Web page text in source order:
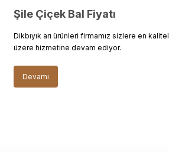
Şile Çiçek Bal Fiyatı
Dikbıyık arı ürünleri firmamız sizlere en
üzere hizmetine devam ediyor.
Devamı